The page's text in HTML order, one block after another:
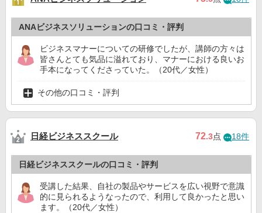
ANAビジネスソリューションの口コミ・評判
ビジネスマナーについての研修でしたが、講師の方々は
皆さんとても気品に溢れており、マナーにおける良いお
手本になってくださっていた。（20代／女性）
その他の口コミ・評判
日経ビジネススクール 72.3点 18件
日経ビジネススクールの口コミ・評判
受講した結果、自社の製品やサービスを広い視野で意識
的に見られるようなったので、利用して良かったと思い
ます。（20代／女性）